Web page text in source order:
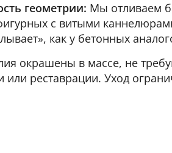
геометрии: Мы отливаем
с витыми
как у бетонных
окрашены в массе, не
реставрации. Уход